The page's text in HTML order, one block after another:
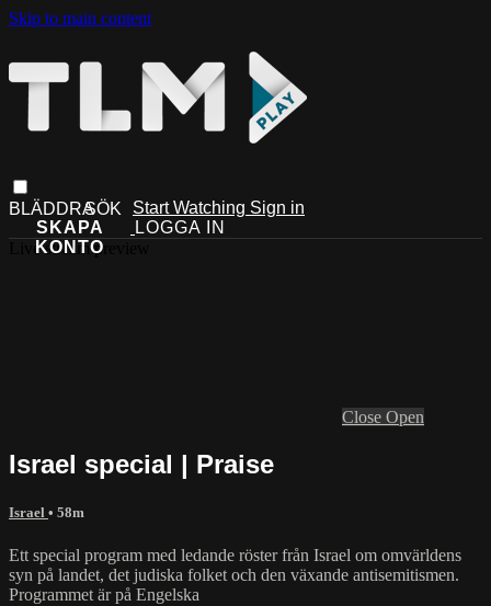
Skip to main content
Start Watching Sign in
Live stream preview
Close Open
Israel special | Praise
Israel • 58m
Ett special program med ledande röster från Israel om omvärldens
syn på landet, det judiska folket och den växande antisemitismen.
Programmet är på Engelska